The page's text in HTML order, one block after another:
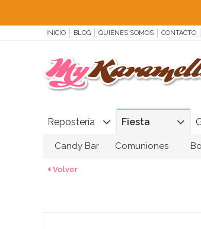
INICIO BLOG QUIÉNES SOMOS CONTACTO
Repostería Fiesta
Candy Bar Comuniones
Volver